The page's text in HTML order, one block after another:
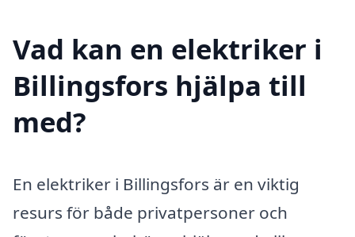
Vad kan en elektriker i
Billingsfors hjälpa till
med?
En elektriker i Billingsfors är en viktig
resurs för både privatpersoner och